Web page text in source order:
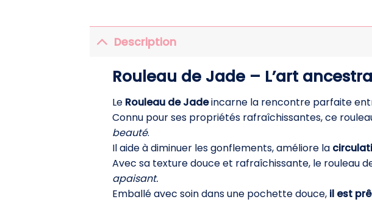
Description
Rouleau de Jade – L’art
Le Rouleau de Jadeincarne la rencontre parfaite
Connu pour ses propriétés rafraîchissantes, ce
beauté.
Il aide à diminuer les gonflements, améliore la
Avec sa texture douce et rafraîchissante, le rouleau
apaisant.
Emballé avec soin dans une pochette douce, il est